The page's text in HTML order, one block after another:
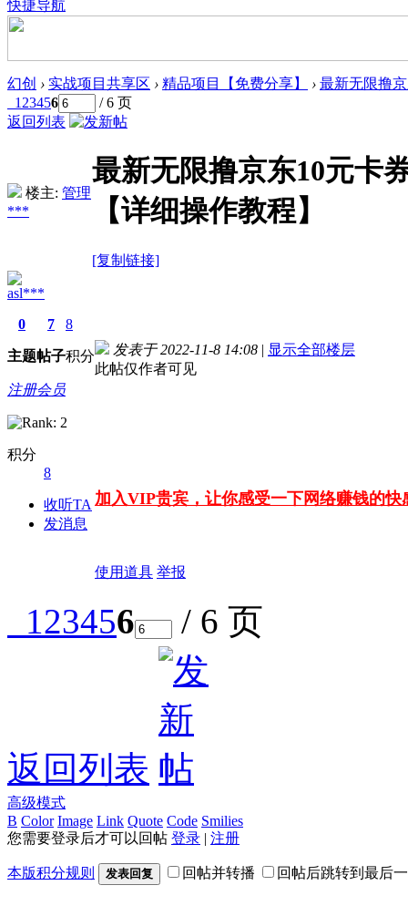
快捷导航
幻创 › 实战项目共享区 › 精品项目【免费分享】 › 最新无限撸
1 23456
/ 6 页
返回列表
楼主: 管理
***
最新无限撸京东10元卡
【详细操作教程】
[复制链接]
asl***
0
主题
7
帖子
8
积分
注册会员
积分
8
收听TA
发消息
发表于 2022-11-8 14:08 | 显示全部楼层
此帖仅作者可见
加入VIP贵宾，让你感受一下网络赚钱的快
使用道具 举报
123456 / 6 页
返回列表
高级模式
B Color Image Link Quote Code Smilies
您需要登录后才可以回帖 登录 | 注册
本版积分规则 发表回复 回帖并转播 回帖后跳转到最后